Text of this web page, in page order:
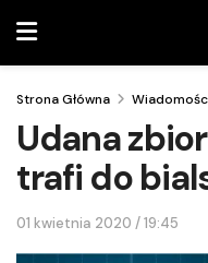
Strona Główna
Udana
trafi do
01 kwietnia 2020 / 19:45